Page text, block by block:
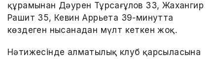
құрамынан Дәурен Тұрсағұлов 33, Жахангир
Рашит 35, Кевин Аррьета 39-минутта
көздеген нысанадан мүлт кеткен жоқ.
Нәтижесінде алматылық клуб қарсыласына